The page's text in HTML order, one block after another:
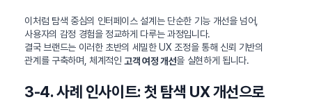
이처럼 탐색 중심의 인터페이스 설계는 단순한 기능 개선을 넘어,
사용자의 감정 경험을 정교하게 다루는 과정입니다.
결국 브랜드는 이러한 초반의 세밀한 UX 조정을 통해 신뢰 기반의
관계를 구축하며, 체계적인 고객 여정 개선을 실현하게 됩니다.
3-4. 사례 인사이트: 첫 탐색 UX 개선으로